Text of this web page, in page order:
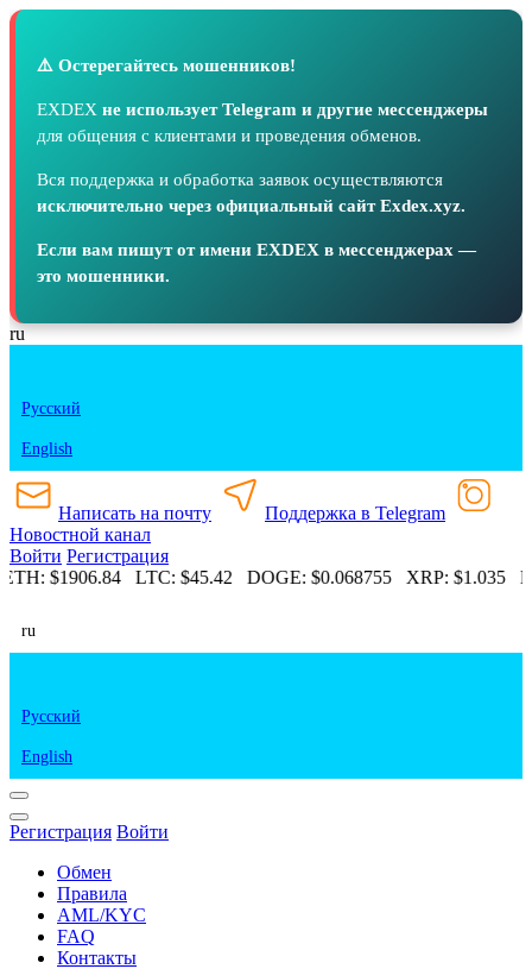
⚠️ Остерегайтесь мошенников!
EXDEX не использует Telegram и другие мессенджеры
для общения с клиентами и проведения обменов.
Вся поддержка и обработка заявок осуществляются
исключительно через официальный сайт Exdex.xyz.
Если вам пишут от имени EXDEX в мессенджерах —
это мошенники.
ru
Русский
English
Написать на почту
Поддержка в Telegram
Новостной канал
Войти Регистрация
$1906.84 LTC:$45.42 DOGE:$0.068755 XRP:$1.035
ru
Русский
English
Регистрация Войти
Обмен
Правила
AML/KYC
FAQ
Контакты